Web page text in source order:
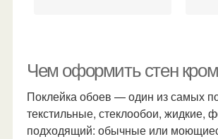
Стены в квартире
Чем оформить стен
Поклейка обоев — один из самых
текстильные, стеклообои,
подходящий: обычные или